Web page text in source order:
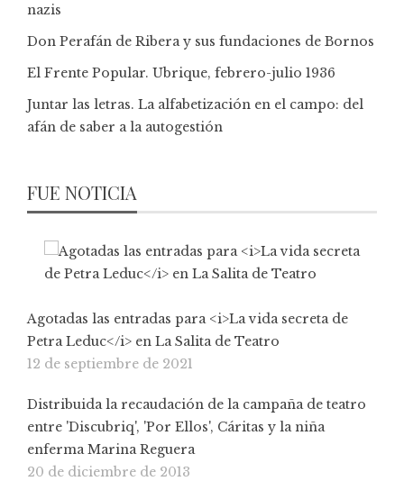
nazis
Don Perafán de Ribera y sus fundaciones de Bornos
El Frente Popular. Ubrique, febrero-julio 1936
Juntar las letras. La alfabetización en el campo: del
afán de saber a la autogestión
FUE NOTICIA
Agotadas las entradas para <i>La vida secreta de
Petra Leduc</i> en La Salita de Teatro
12 de septiembre de 2021
Distribuida la recaudación de la campaña de teatro
entre 'Discubriq', 'Por Ellos', Cáritas y la niña
enferma Marina Reguera
20 de diciembre de 2013